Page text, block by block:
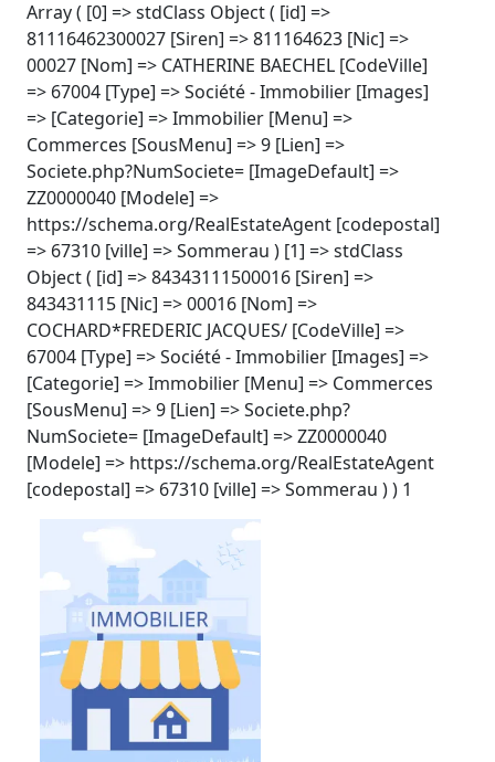
Array ( [0] => stdClass Object ( [id] =>
81116462300027 [Siren] => 811164623 [Nic] =>
00027 [Nom] => CATHERINE BAECHEL [CodeVille]
=> 67004 [Type] => Société - Immobilier [Images]
=> [Categorie] => Immobilier [Menu] =>
Commerces [SousMenu] => 9 [Lien] =>
Societe.php?NumSociete= [ImageDefault] =>
ZZ0000040 [Modele] =>
https://schema.org/RealEstateAgent [codepostal]
=> 67310 [ville] => Sommerau ) [1] => stdClass
Object ( [id] => 84343111500016 [Siren] =>
843431115 [Nic] => 00016 [Nom] =>
COCHARD*FREDERIC JACQUES/ [CodeVille] =>
67004 [Type] => Société - Immobilier [Images] =>
[Categorie] => Immobilier [Menu] => Commerces
[SousMenu] => 9 [Lien] => Societe.php?
NumSociete= [ImageDefault] => ZZ0000040
[Modele] => https://schema.org/RealEstateAgent
[codepostal] => 67310 [ville] => Sommerau ) ) 1